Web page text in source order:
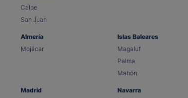
Calpe
San Juan
Almería
Mojácar
Islas Baleares
Magaluf
Palma
Mahón
Madrid
Navarra